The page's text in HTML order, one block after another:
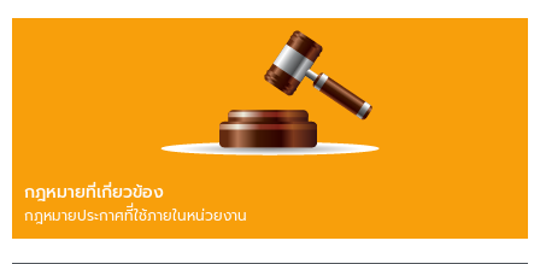
กฎหมายที่เกี่ยวข้อง
กฎหมายประกาศทีี่ใช้ภายในหน่วยงาน